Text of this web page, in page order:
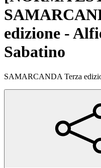
edizione -
Sabatino
SAMARCANDA Terza